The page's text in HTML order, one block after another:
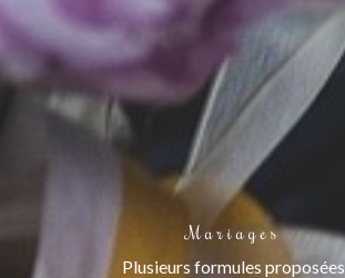
Mariages
Plusieurs formules proposées